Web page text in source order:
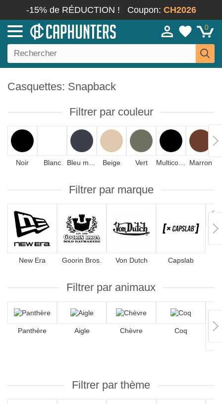
-15% de RÉDUCTION ! Coupon: CH2026
0
Casquettes: Snapback
Filtrer par couleur
Noir Blanc Beige Vert Marron
Filtrer par marque
New Era Goorin Bros. Von Dutch Capslab
Filtrer par animaux
Panthère Aigle Chèvre Coq
Filtrer par thème